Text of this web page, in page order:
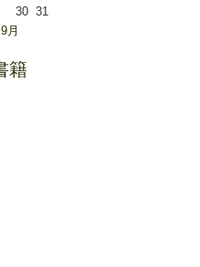
30 31
月
籍